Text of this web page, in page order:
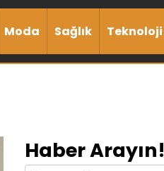
Moda Sağlık Teknoloji
Haber Arayın!